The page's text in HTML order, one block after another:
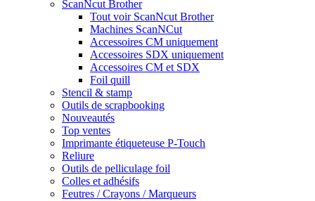
ScanNcut Brother
Tout voir ScanNcut Brother
Machines ScanNCut
Accessoires CM uniquement
Accessoires SDX uniquement
Accessoires CM et SDX
Foil quill
Stencil & stamp
Outils de scrapbooking
Nouveautés
Top ventes
Imprimante étiqueteuse P-Touch
Reliure
Outils de pelliculage foil
Colles et adhésifs
Feutres / Crayons / Marqueurs